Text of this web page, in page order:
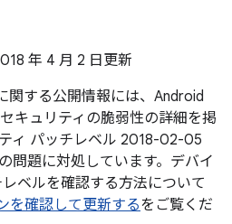
年 4 月 2 日更新
関する公開情報には、Android
キュリティの脆弱性の詳細を掲
ィ パッチレベル 2018-02-05
問題に対処しています。デバイ
ベルを確認する方法について
を確認して更新するをご覧くだ